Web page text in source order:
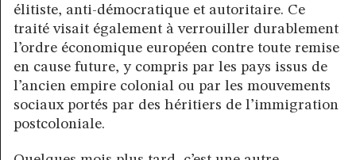
élitiste, anti-démocratique et autoritaire. Ce
traité visait également à verrouiller durablement
l’ordre économique européen contre toute remise
en cause future, y compris par les pays issus de
l’ancien empire colonial ou par les mouvements
sociaux portés par des héritiers de l’immigration
postcoloniale.